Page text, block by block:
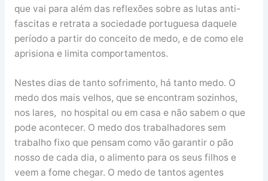
que vai para além das reflexões sobre as lutas anti-
fascitas e retrata a sociedade portuguesa daquele
período a partir do conceito de medo, e de como ele
aprisiona e limita comportamentos.
Nestes dias de tanto sofrimento, há tanto medo. O
medo dos mais velhos, que se encontram sozinhos,
nos lares, no hospital ou em casa e não sabem o que
pode acontecer. O medo dos trabalhadores sem
trabalho fixo que pensam como vão garantir o pão
nosso de cada dia, o alimento para os seus filhos e
veem a fome chegar. O medo de tantos agentes